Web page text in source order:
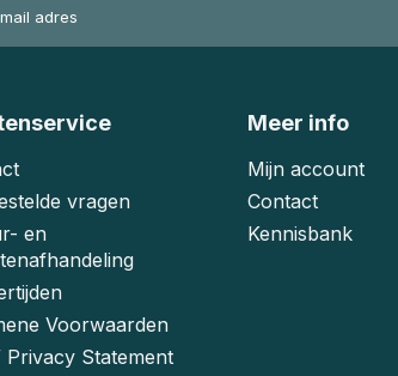
vragen
en
Voorwaarden
Privacy Statement
Meer info
Mijn account
Contact
Kennisbank